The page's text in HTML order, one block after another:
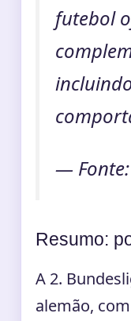
futebol
—
Resumo:
A 2.
alemão,